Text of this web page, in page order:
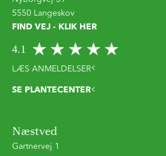
5550 Langeskov
FIND VEJ - KLIK HER
4.1
LÆS ANMELDELSER
SE PLANTECENTER
Næstved
Gartnervej 1